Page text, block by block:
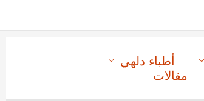
أطباء دلهي
مقالات